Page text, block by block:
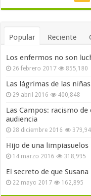
Popular Reciente
Los enfermos no son
26 febrero 2017 855,180
Las lágrimas de las
29 abril 2016 400,848
Las Campos: racismo
audiencia
28 diciembre 2016
Hijo de una limpiasuelos
14 marzo 2016 318,995
El secreto de que
22 mayo 2017 162,895